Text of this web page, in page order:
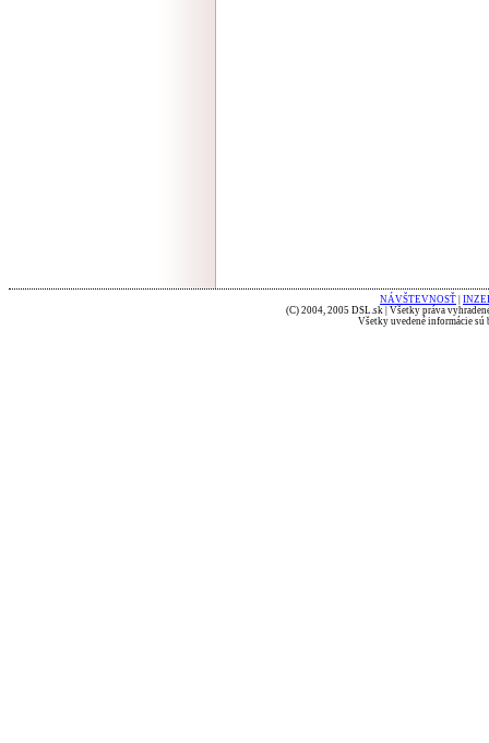
NÁVŠTEVNOSŤ
(C) 2004, 2005 DSL.sk | Všetky práva
Všetky uvedené informácie sú